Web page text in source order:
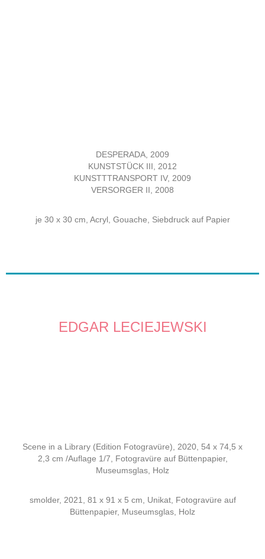
DESPERADA, 2009
KUNSTSTÜCK III, 2012
KUNSTTTRANSPORT IV, 2009
VERSORGER II, 2008
je 30 x 30 cm, Acryl, Gouache, Siebdruck auf Papier
EDGAR LECIEJEWSKI
Scene in a Library (Edition Fotogravüre), 2020, 54 x 74,5 x
2,3 cm /Auflage 1/7, Fotogravüre auf Büttenpapier,
Museumsglas, Holz
smolder, 2021, 81 x 91 x 5 cm, Unikat, Fotogravüre auf
Büttenpapier, Museumsglas, Holz